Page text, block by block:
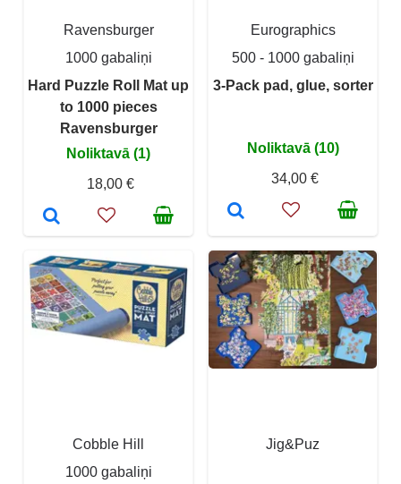
Ravensburger
1000 gabaliņi
Hard Puzzle Roll Mat up
to 1000 pieces
Ravensburger
Noliktavā (1)
18,00 €
Eurographics
500 - 1000 gabaliņi
3-Pack pad, glue, sorter
Noliktavā (10)
34,00 €
Cobble Hill
1000 gabaliņi
Jig&Puz